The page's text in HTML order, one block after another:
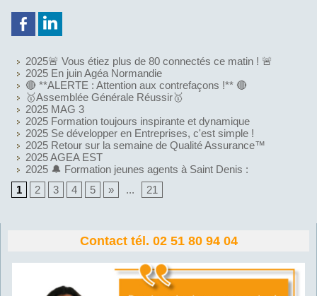
Contact tél. 02 51 80 94 04
2025🚨 Vous étiez plus de 80 connectés ce matin ! 🚨
2025 En juin Agéa Normandie
🔴 **ALERTE : Attention aux contrefaçons !** 🔴
🥇Assemblée Générale Réussir🥇
2025 MAG 3
2025 Formation toujours inspirante et dynamique
2025 Se développer en Entreprises, c'est simple !
2025 Retour sur la semaine de Qualité Assurance™
2025 AGEA EST
2025 🔔 Formation jeunes agents à Saint Denis :
1
2 3 4 5 » ... 21